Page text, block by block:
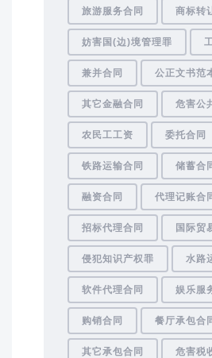
旅游服务合同 商标转
妨害国(边)境管理罪
兼并合同 公正文书范
其它金融合同 危害公
农民工工资 委托合同
铁路运输合同 储蓄合
融资合同 代理记账合
招标代理合同 国际贸
侵犯知识产权罪 水路
软件代理合同 娱乐服
购销合同 餐厅承包合
其它承包合同 危害税